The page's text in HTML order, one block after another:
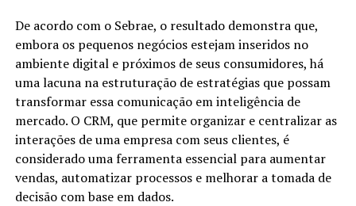
De acordo com o Sebrae, o resultado demonstra que,
embora os pequenos negócios estejam inseridos no
ambiente digital e próximos de seus consumidores, há
uma lacuna na estruturação de estratégias que possam
transformar essa comunicação em inteligência de
mercado. O CRM, que permite organizar e centralizar as
interações de uma empresa com seus clientes, é
considerado uma ferramenta essencial para aumentar
vendas, automatizar processos e melhorar a tomada de
decisão com base em dados.